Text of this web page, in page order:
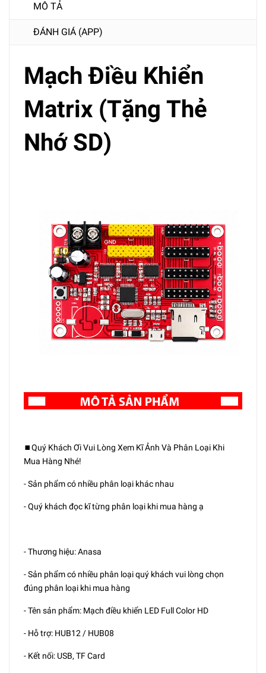
MÔ TẢ
ĐÁNH GIÁ (APP)
Mạch Điều Khiển
Matrix (Tặng Thẻ
Nhớ SD)
⏹️Quý Khách Ơi Vui Lòng Xem Kĩ Ảnh Và Phân Loại Khi
Mua Hàng Nhé!
- Sản phẩm có nhiều phân loại khác nhau
- Quý khách đọc kĩ từng phân loại khi mua hàng ạ
- Thương hiệu: Anasa
- Sản phẩm có nhiều phân loại quý khách vui lòng chọn
đúng phân loại khi mua hàng
- Tên sản phẩm: Mạch điều khiển LED Full Color HD
- Hỗ trợ: HUB12 / HUB08
- Kết nối: USB, TF Card